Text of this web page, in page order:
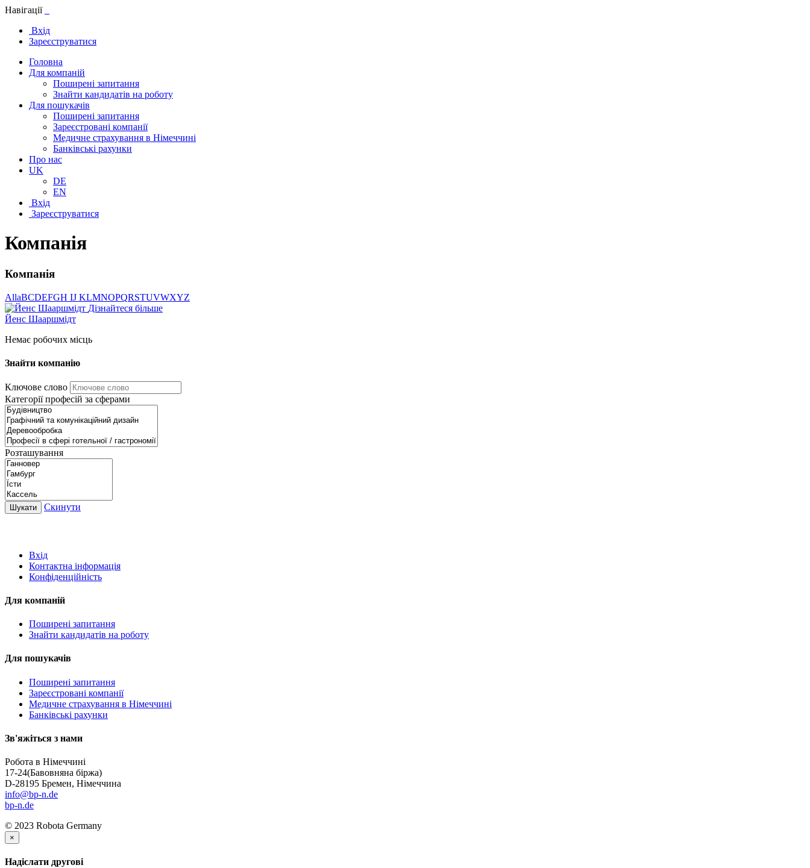
Навігації
Вхід
Зареєструватися
Головна
Для компаній
Поширені запитання
Знайти кандидатів на роботу
Для пошукачів
Поширені запитання
Зареєстровані компанії
Медичне страхування в Німеччині
Банківські рахунки
Про нас
UK
DE
EN
Вхід
Зареєструватися
Компанія
Компанія
AllaBCDEFGH IJ KLMNOPQRSTUVWXYZ
Дізнайтеся більше
Йенс Шааршмідт
Немає робочих місць
Знайти компанію
Ключове слово
Категорії професій за сферами
Розташування
Шукати Скинути
Вхід
Контактна інформація
Конфіденційність
Для компаній
Поширені запитання
Знайти кандидатів на роботу
Для пошукачів
Поширені запитання
Зареєстровані компанії
Медичне страхування в Німеччині
Банківські рахунки
Зв'яжіться з нами
Робота в Німеччині
17-24(Бавовняна біржа)
D-28195 Бремен, Німеччина
info@bp-n.de
bp-n.de
© 2023 Robota Germany
×
Надіслати другові